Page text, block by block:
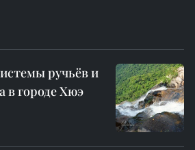
ручьёв и
в городе Хюэ